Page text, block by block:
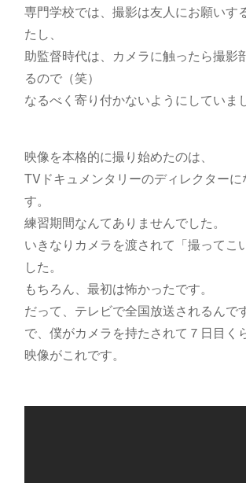
専門学校では、撮影は友人にお願いす
たし、
助監督時代は、カメラに触ったら撮影
るので（笑）
なるべく寄り付かないようにしていま
映像を本格的に撮り始めたのは、
TVドキュメンタリーのディレクター
す。
練習期間なんてありませんでした。
いきなりカメラを渡されて「撮ってこ
した。
もちろん、最初は怖かったです。
だって、テレビで全国放送されるんで
で、僕がカメラを持たされて７日目く
映像がこれです。